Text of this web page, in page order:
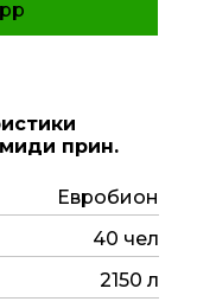
прин.
Евробион
40 чел
2150 л